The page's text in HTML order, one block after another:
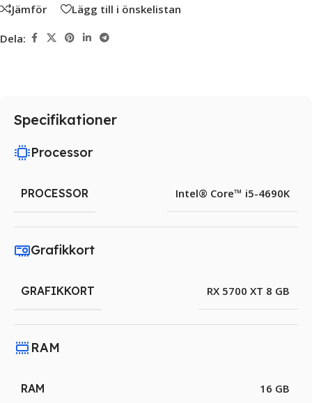
Jämför Lägg till i önskelistan
Dela:
Specifikationer
Processor
PROCESSOR Intel® Core™ i5-4690K
Grafikkort
GRAFIKKORT RX 5700 XT 8 GB
RAM
RAM 16 GB